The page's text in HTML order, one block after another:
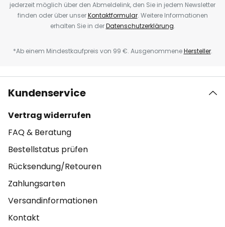
jederzeit möglich über den Abmeldelink, den Sie in jedem Newsletter
finden oder über unserKontaktformular. Weitere Informationen
erhalten Sie in derDatenschutzerklärung.
*Ab einem Mindestkaufpreis von 99 €. AusgenommeneHersteller.
Kundenservice
Vertrag widerrufen
FAQ & Beratung
Bestellstatus prüfen
Rücksendung/Retouren
Zahlungsarten
Versandinformationen
Kontakt